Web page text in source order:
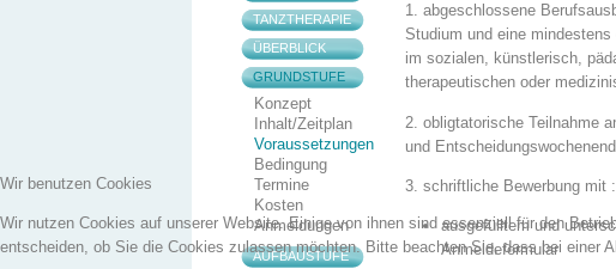
1. abgeschlossene
Studium und eine
im sozialen, künstlerisch,
therapeutischen oder
2. obligtatorische Teilnahme
und
3. schriftliche Bewerbung mit :
ausgefülltem und
Anmeldeformular
TANZTHERAPIE
ÜBERBLICK
GRUNDSTUFE
Konzept
Inhalt/Zeitplan
Voraussetzungen
Bedingung
Termine
Kosten
Anmeldungen
AUFBAUSTUFE
Wir benutzen Cookies
Wir nutzen Cookies auf unserer Website. Einige von ihnen sind essenziell für den
entscheiden, ob Sie die Cookies zulassen möchten. Bitte beachten Sie, dass bei einer